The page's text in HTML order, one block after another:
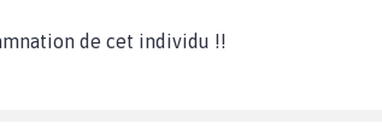
de cet individu !!